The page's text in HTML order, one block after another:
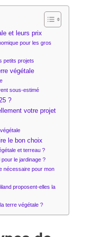
et leurs prix
pour les gros
petits projets
végétale
sous-estimé
?
votre projet
le bon choix
et terreau ?
le jardinage ?
nécessaire pour mon
proposent-elles la
terre végétale ?